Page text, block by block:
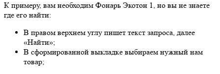
К примеру, вам необходим Фонарь Экотон 1, но вы не знаете
где его найти:
В правом верхнем углу пишет текст запроса, далее
«Найти»;
В сформированной выкладке выбираем нужный нам
товар;